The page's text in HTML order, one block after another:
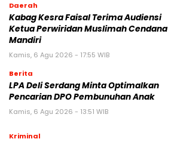
Daerah
Kabag Kesra Faisal Terima Audiensi
Ketua Perwiridan Muslimah Cendana
Mandiri
Kamis, 6 Agu 2026 - 17:55 WIB
Berita
LPA Deli Serdang Minta Optimalkan
Pencarian DPO Pembunuhan Anak
Kamis, 6 Agu 2026 - 13:51 WIB
Kriminal